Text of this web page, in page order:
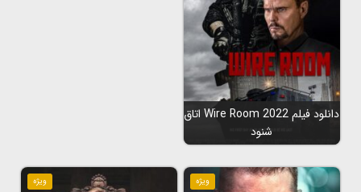
دانلود فیلم Wire Room 2022 اتاق
شنود
ویژه ویژه